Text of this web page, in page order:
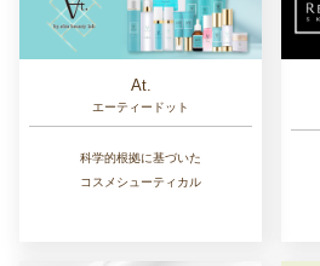
At.
エーティードット
科学的根拠に基づいた
コスメシューティカル